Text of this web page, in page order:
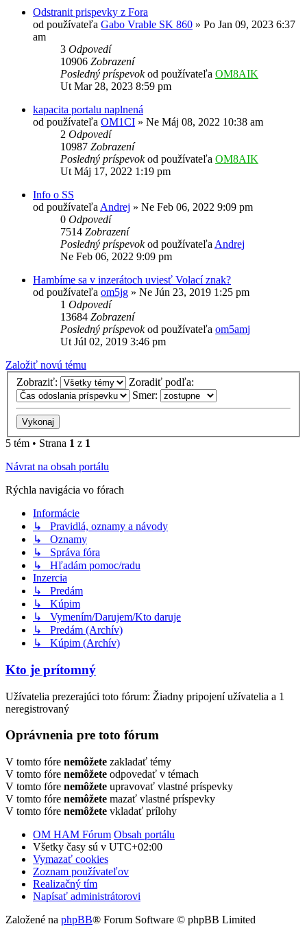
Odstranit prispevky z Fora
od používateľa Gabo Vrable SK 860 » Po Jan 09, 2023 6:37
am
3 Odpovedí
10906 Zobrazení
Posledný príspevokod používateľa OM8AIK
Ut Mar 28, 2023 8:59 pm
kapacita portalu naplnená
od používateľa OM1CI » Ne Máj 08, 2022 10:38 am
2 Odpovedí
10987 Zobrazení
Posledný príspevokod používateľa OM8AIK
Ut Máj 17, 2022 1:19 pm
Info o SS
od používateľa Andrej » Ne Feb 06, 2022 9:09 pm
0 Odpovedí
7514 Zobrazení
Posledný príspevokod používateľa Andrej
Ne Feb 06, 2022 9:09 pm
Hambíme sa v inzerátoch uviesť Volací znak?
od používateľa om5jg » Ne Jún 23, 2019 1:25 pm
1 Odpovedí
13684 Zobrazení
Posledný príspevokod používateľa om5amj
Ut Júl 02, 2019 3:46 pm
Založiť novú tému
Zobraziť:
Zoradiť podľa:
Smer:
5 tém • Strana 1 z 1
Návrat na obsah portálu
Rýchla navigácia vo fórach
Informácie
↳ Pravidlá, oznamy a návody
↳ Oznamy
↳ Správa fóra
↳ Hľadám pomoc/radu
Inzercia
↳ Predám
↳ Kúpim
↳ Vymením/Darujem/Kto daruje
↳ Predám (Archív)
↳ Kúpim (Archív)
Kto je prítomný
Užívatelia prezerajúci toto fórum: Žiadny pripojení užívatelia a 1
neregistrovaný
Oprávnenia pre toto fórum
V tomto fóre nemôžete zakladať témy
V tomto fóre nemôžete odpovedať v témach
V tomto fóre nemôžete upravovať vlastné príspevky
V tomto fóre nemôžete mazať vlastné príspevky
V tomto fóre nemôžete vkladať prílohy
OM HAM Fórum Obsah portálu
Všetky časy sú v UTC+02:00
Vymazať cookies
Zoznam používateľov
Realizačný tím
Napísať administrátorovi
Založené na phpBB® Forum Software © phpBB Limited